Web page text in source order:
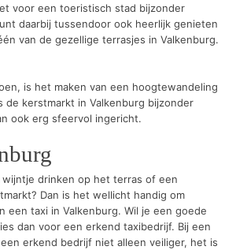
voor een toeristisch stad bijzonder
daarbij tussendoor ook heerlijk genieten
van de gezellige terrasjes in Valkenburg.
is het maken van een hoogtewandeling
de kerstmarkt in Valkenburg bijzonder
ook erg sfeervol ingericht.
drinken op het terras of een
Dan is het wellicht handig om
een taxi in Valkenburg. Wil je een goede
dan voor een erkend taxibedrijf. Bij een
erkend bedrijf niet alleen veiliger, het is